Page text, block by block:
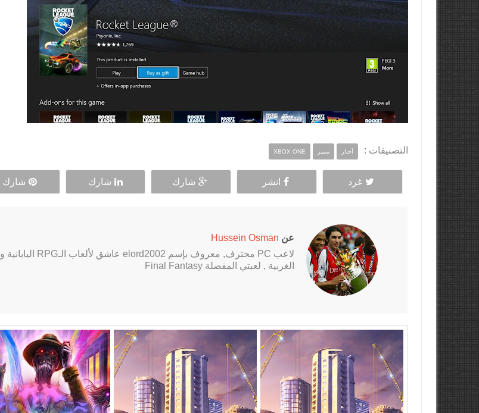
التصنيفات : أخبار مميز XBOX ONE
غرد انشر شارك شارك شارك
عن Hussein Osman
لاعب PC محترف, معروف بإسم elord2002 عاشق لألعاب الـRPG اليابانية و
الغربية , لعبتي المفضلة Final Fantasy